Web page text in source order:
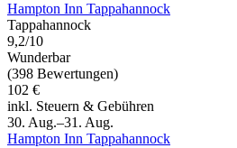
Hampton Inn Tappahannock
Tappahannock
9,2/10
Wunderbar
(398 Bewertungen)
102 €
inkl. Steuern & Gebühren
30. Aug.–31. Aug.
Hampton Inn Tappahannock